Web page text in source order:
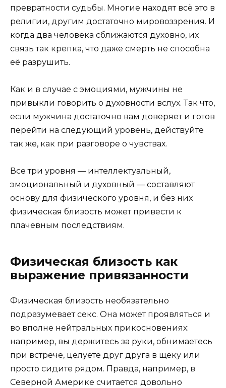
превратности судьбы. Многие находят всё это в
религии, другим достаточно мировоззрения. И
когда два человека сближаются духовно, их
связь так крепка, что даже смерть не способна
её разрушить.
Как и в случае с эмоциями, мужчины не
привыкли говорить о духовности вслух. Так что,
если мужчина достаточно вам доверяет и готов
перейти на следующий уровень, действуйте
так же, как при разговоре о чувствах.
Все три уровня — интеллектуальный,
эмоциональный и духовный — составляют
основу для физического уровня, и без них
физическая близость может привести к
плачевным последствиям.
Физическая близость как
выражение привязанности
Физическая близость необязательно
подразумевает секс. Она может проявляться и
во вполне нейтральных прикосновениях:
например, вы держитесь за руки, обнимаетесь
при встрече, целуете друг друга в щёку или
просто сидите рядом. Правда, например, в
Северной Америке считается довольно